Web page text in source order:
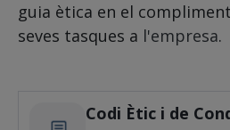
guia ètica en el
seves tasques a l'empresa.
Codi Ètic i de